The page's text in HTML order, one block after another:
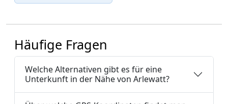
Häufige Fragen
Welche Alternativen gibt es für eine
Unterkunft in der Nähe von Arlewatt?